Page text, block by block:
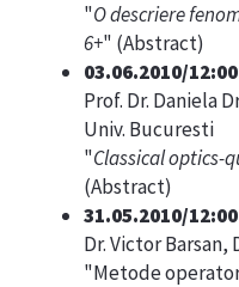
"O descriere
6+" (Abstract)
03.06.2010/12:00
Prof. Dr. Daniela
Univ. Bucuresti
"Classical optics-
(Abstract)
31.05.2010/12:00
Dr. Victor Barsan,
"Metode